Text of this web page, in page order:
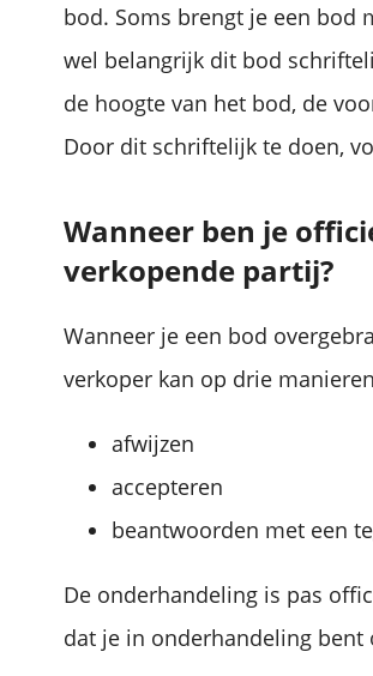
bod. Soms brengt je een bod
wel belangrijk dit bod
de hoogte van het bod, de
Door dit schriftelijk te doen,
Wanneer ben je
verkopende partij?
Wanneer je een bod
verkoper kan op drie
afwijzen
accepteren
beantwoorden met een
De onderhandeling is pas
dat je in onderhandeling